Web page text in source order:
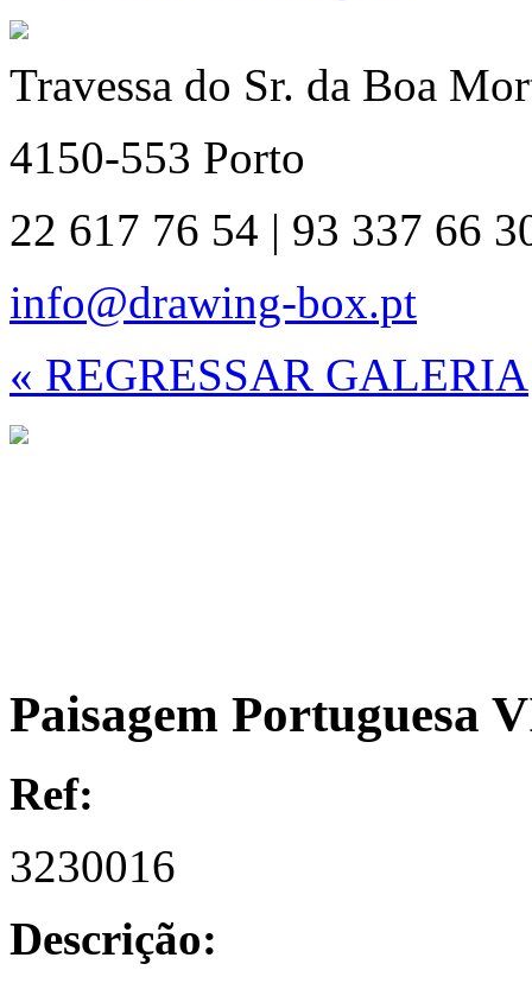
Travessa do Sr. da Boa
4150-553 Porto
22 617 76 54 | 93 337 66
info@drawing-box.pt
« REGRESSAR GALERIA
Paisagem Portuguesa
Ref:
3230016
Descrição: